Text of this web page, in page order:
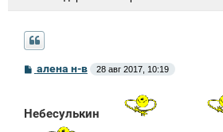
С
о
щ
алена н-в 28 авг 2017, 10:19
Небесулькин